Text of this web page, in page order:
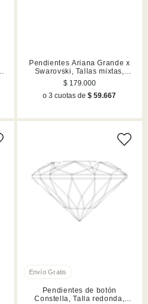
Pendientes Ariana Grande x
Swarovski, Tallas mixtas,
Libélula, Lilases, Acabado en
rodio
$ 179.000
o 3 cuotas de$ 59.667
Pendientes de botón
Constella, Talla redonda,